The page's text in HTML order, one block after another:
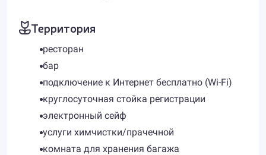
Территория
ресторан
бар
подключение к Интернет бесплатно (Wi-Fi)
круглосуточная стойка регистрации
электронный сейф
услуги химчистки/прачечной
комната для хранения багажа